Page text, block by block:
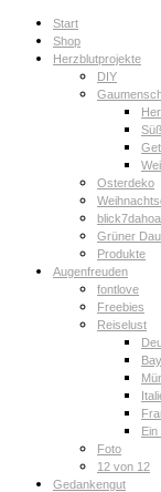
Start
Shop
Herzblutprojekte
DIY
Süß
Osterdeko
Grüner
Produkte
Augenfreuden
fontlove
Freebies
Reiselust
Ein
Foto
12 von 12
Gedankengut